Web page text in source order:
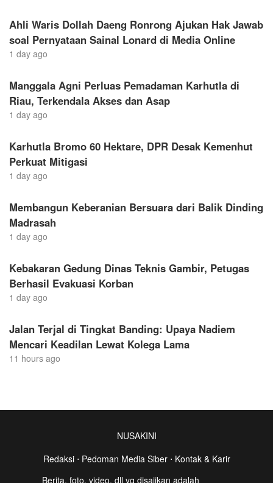
Ahli Waris Dollah Daeng Ronrong Ajukan Hak Jawab
soal Pernyataan Sainal Lonard di Media Online
1 day ago
Manggala Agni Perluas Pemadaman Karhutla di
Riau, Terkendala Akses dan Asap
1 day ago
Karhutla Bromo 60 Hektare, DPR Desak Kemenhut
Perkuat Mitigasi
1 day ago
Membangun Keberanian Bersuara dari Balik Dinding
Madrasah
1 day ago
Kebakaran Gedung Dinas Teknis Gambir, Petugas
Berhasil Evakuasi Korban
1 day ago
Jalan Terjal di Tingkat Banding: Upaya Nadiem
Mencari Keadilan Lewat Kolega Lama
11 hours ago
NUSAKINI
Redaksi⋅ Pedoman Media Siber⋅ Kontak & Karir
Berita, foto, video, dll yg disajikan adalah